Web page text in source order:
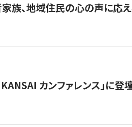
家族、地域住民の心の声に
カンファレンス」に登